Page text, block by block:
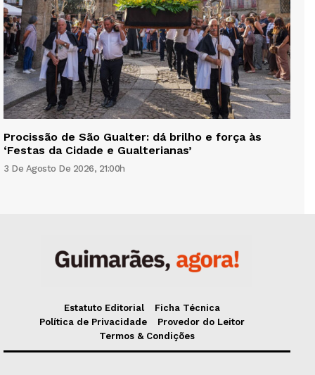
Procissão de São Gualter: dá brilho e força às
‘Festas da Cidade e Gualterianas’
3 De Agosto De 2026, 21:00h
Estatuto Editorial
Ficha Técnica
Política de Privacidade
Provedor do Leitor
Termos & Condições